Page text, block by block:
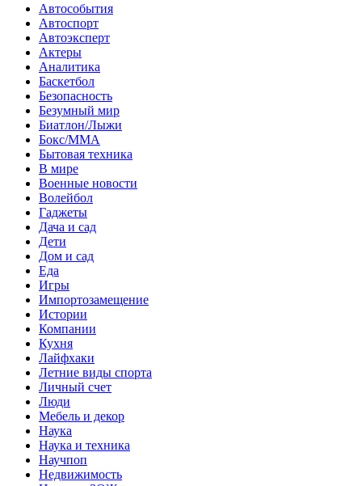
Автособытия
Автоспорт
Автоэксперт
Актеры
Аналитика
Баскетбол
Безопасность
Безумный мир
Биатлон/Лыжи
Бокс/MMA
Бытовая техника
В мире
Военные новости
Волейбол
Гаджеты
Дача и сад
Дети
Дом и сад
Еда
Игры
Импортозамещение
Истории
Компании
Кухня
Лайфхаки
Летние виды спорта
Личный счет
Люди
Мебель и декор
Наука
Наука и техника
Научпоп
Недвижимость